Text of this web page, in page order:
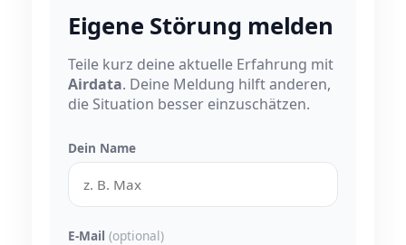
Eigene Störung melden
Teile kurz deine aktuelle Erfahrung mit
Airdata. Deine Meldung hilft anderen,
die Situation besser einzuschätzen.
Dein Name
E-Mail (optional)